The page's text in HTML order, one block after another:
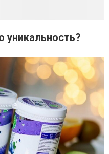
уникальность?